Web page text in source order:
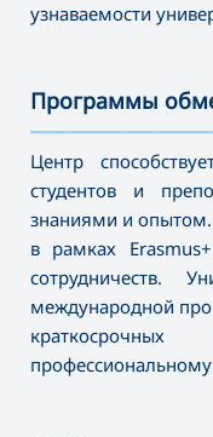
узнаваемости
Программы
Центр
студентов и
знаниями и
в рамках
сотрудничеств.
международной
краткосрочных